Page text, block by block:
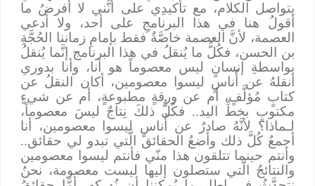
يتواصل الكلام، مع تأكيدِي على أنَّني لا أفرضُ ما
أقولُ هنا في هذا البرنامجِ على أحد، ولا أدعي
العصمة، لأنَّ العصمة خاصَّةٌ فقط بإمامِ زماننا الحُجَّةِ
بن الحسن، فكُلُّ ما يُنقلُ في هذا البرنامج إنَّما يُنقلُ
بواسطةِ إنسانٍ ليس معصوماً هو أنا، وأنا بدوري
أنقلهُ عن أُناسٍ ليسوا معصومين، أكان النقلُ عن
كتابٍ مُؤلَّفٍ، أم عن ورقةٍ مطبوعةٍ، أم عن شيءٍ
مكتوبٍ بخطِّ اليد..فكُلُّ ذلكَ نِتاجٌ ليسَ معصوماً،
لـماذا؟ لأنَّهُ صادرٌ عن أُناسٍ ليسوا معصومين، أنا
أجمعُ كُلَّ ذلك وأضعُ الحقائق الَّتي تبدو لي حقائق..
وأنتم حينما تتلقون هذا منّي فأنتم ليسوا معصومين
والنتائجُ الَّتي ستصلون إليها ليست معصومة، نحنُ